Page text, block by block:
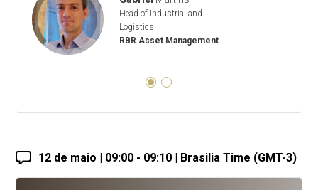
Head of Industrial and
Logistics
RBR Asset Management
12 de maio | 09:00 - 09:10 | Brasilia Time (GMT-3)